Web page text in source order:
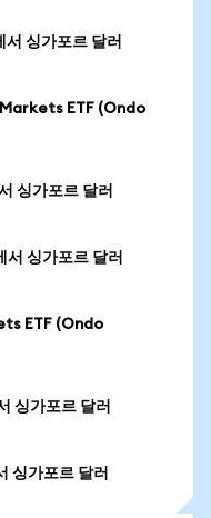
싱가포르 달러
ETF (Ondo
싱가포르 달러
싱가포르 달러
ETF (Ondo
싱가포르 달러
싱가포르 달러